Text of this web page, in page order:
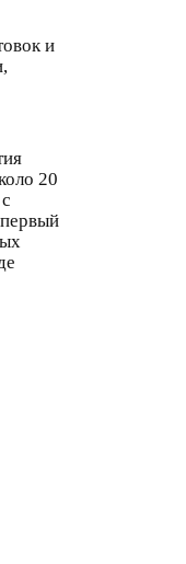
и
20